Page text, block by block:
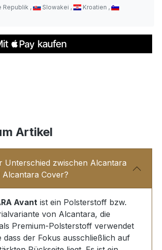
Republik Slowakei
Kroatien
Artikel
Unterschied zwischen Alcantara
Alcantara Cover?
Avant ist ein Polsterstoff bzw.
von Alcantara, die
Premium-Polsterstoff verwendet
dass der Fokus ausschließlich auf